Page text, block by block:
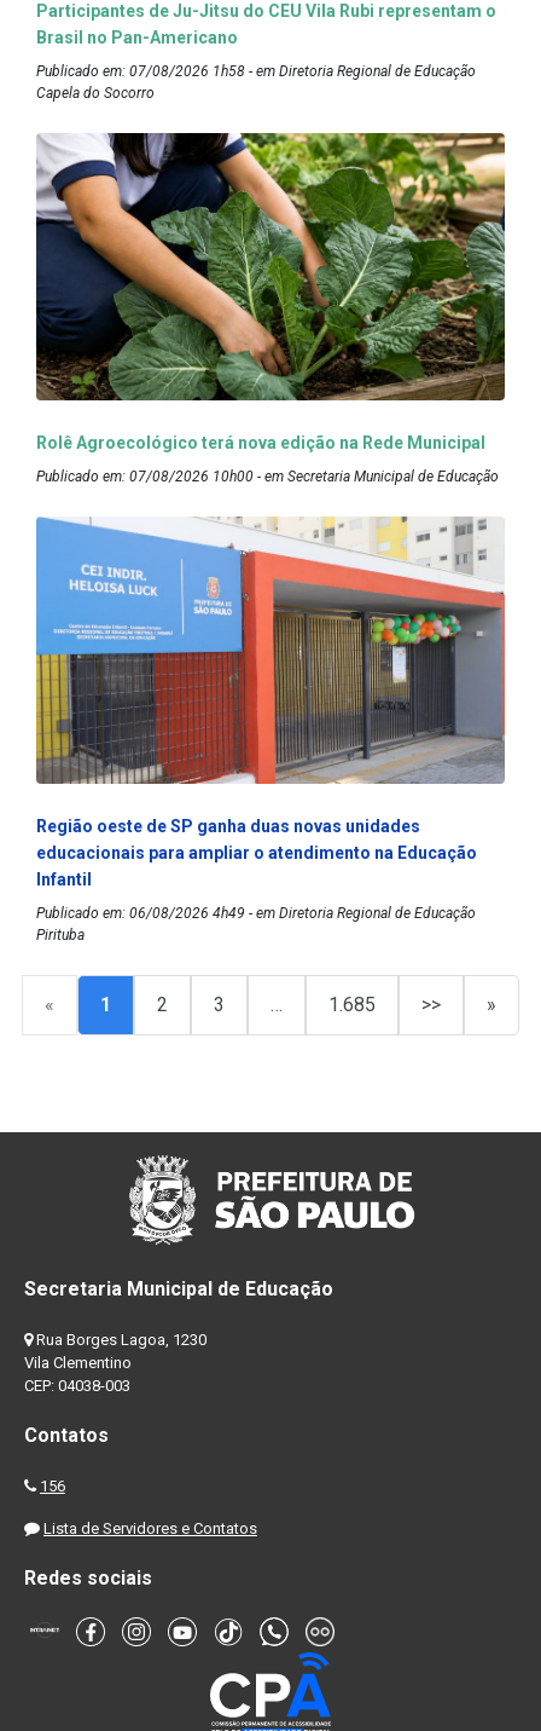
Participantes de Ju-Jitsu do CEU Vila Rubi representam o
Brasil no Pan-Americano
Publicado em: 07/08/2026 1h58 - em Diretoria Regional de Educação
Capela do Socorro
Rolê Agroecológico terá nova edição na Rede Municipal
Publicado em: 07/08/2026 10h00 - em Secretaria Municipal de Educação
Região oeste de SP ganha duas novas unidades
educacionais para ampliar o atendimento na Educação
Infantil
Publicado em: 06/08/2026 4h49 - em Diretoria Regional de Educação
Pirituba
« 1 2 3 … 1.685 >> »
Secretaria Municipal de Educação
Rua Borges Lagoa, 1230
Vila Clementino
CEP: 04038-003
Contatos
156
Lista de Servidores e Contatos
Redes sociais